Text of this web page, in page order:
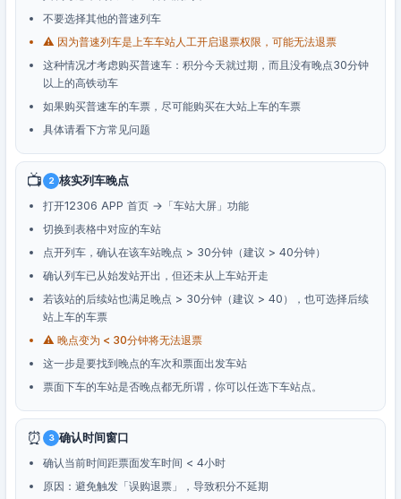
不要选择其他的普速列车
⚠️ 因为普速列车是上车车站人工开启退票权限，可能无法退票
这种情况才考虑购买普速车：积分今天就过期，而且没有晚点30分钟
以上的高铁动车
如果购买普速车的车票，尽可能购买在大站上车的车票
具体请看下方常见问题
📺 2 核实列车晚点
打开12306 APP 首页 →「车站大屏」功能
切换到表格中对应的车站
点开列车，确认在该车站晚点 > 30分钟（建议 > 40分钟）
确认列车已从始发站开出，但还未从上车站开走
若该站的后续站也满足晚点 > 30分钟（建议 > 40），也可选择后续
站上车的车票
⚠️ 晚点变为 < 30分钟将无法退票
这一步是要找到晚点的车次和票面出发车站
票面下车的车站是否晚点都无所谓，你可以任选下车站点。
⏰ 3 确认时间窗口
确认当前时间距票面发车时间 < 4小时
原因：避免触发「误购退票」，导致积分不延期